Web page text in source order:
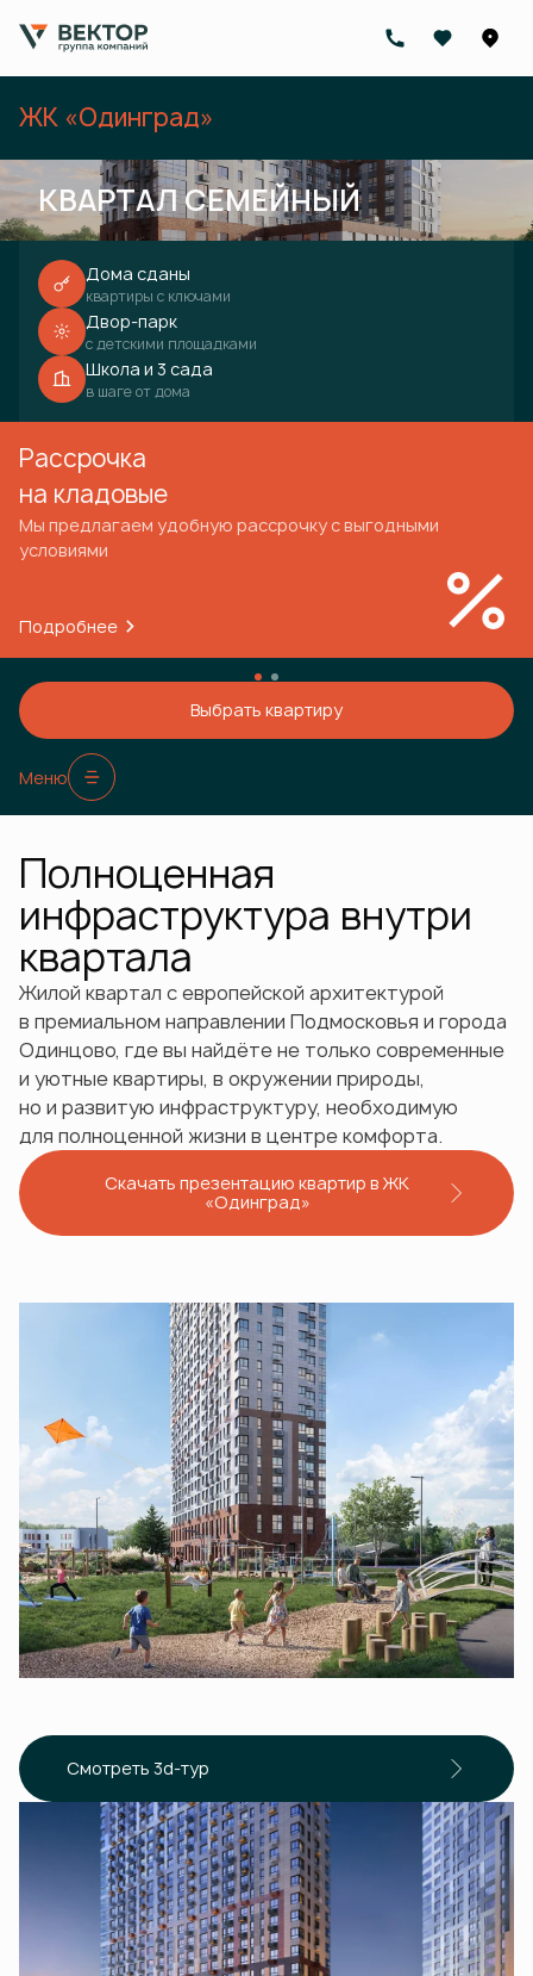
ЖК «Одинград»
КВАРТАЛ СЕМЕЙНЫЙ
Дома сданы
квартиры с ключами
Двор-парк
с детскими площадками
Школа и 3 сада
в шаге от дома
Рассрочка
на кладовые
Мы предлагаем удобную рассрочку с выгодными
условиями
Подробнее
Выбрать квартиру
Меню
Полноценная
инфраструктура внутри
квартала
Жилой квартал с европейской архитектурой
в премиальном направлении Подмосковья и города
Одинцово, где вы найдёте не только современные
и уютные квартиры, в окружении природы,
но и развитую инфраструктуру, необходимую
для полноценной жизни в центре комфорта.
Скачать презентацию квартир в ЖК
«Одинград»
Смотреть 3d-тур